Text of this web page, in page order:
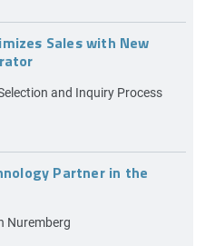
Sales with New
and Inquiry Process
Partner in the
Nuremberg